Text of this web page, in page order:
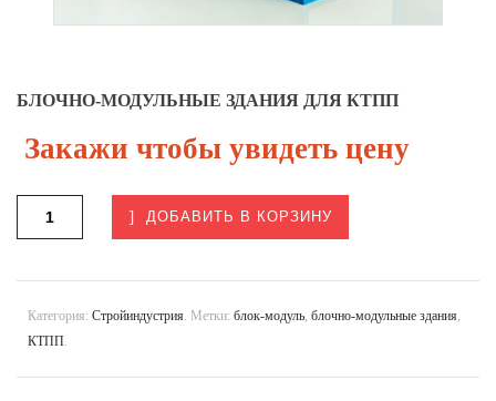
БЛОЧНО-МОДУЛЬНЫЕ ЗДАНИЯ ДЛЯ КТПП
Закажи чтобы увидеть цену
ДОБАВИТЬ В КОРЗИНУ
Категория: Стройиндустрия. Метки: блок-модуль, блочно-модульные здания,
КТПП.